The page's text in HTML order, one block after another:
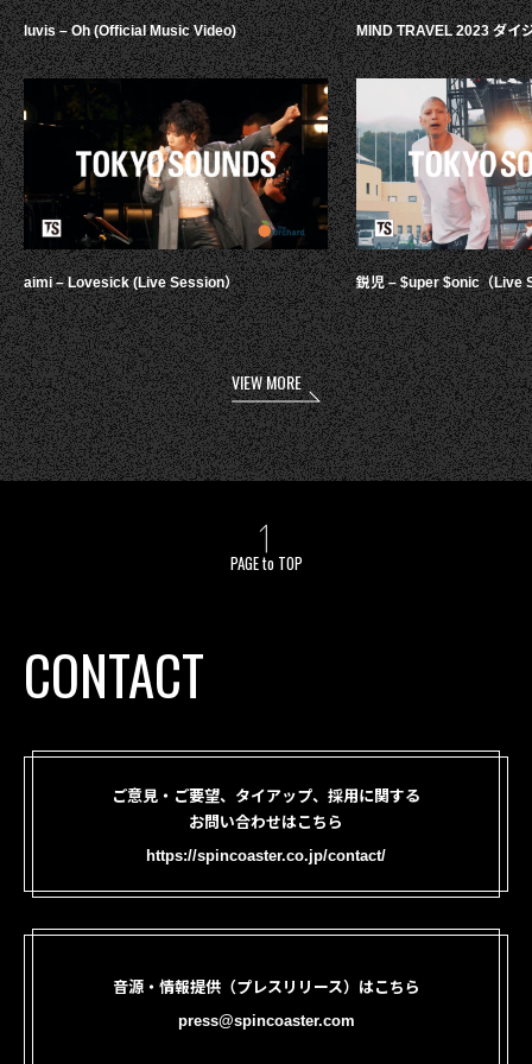
luvis – Oh (Official Music Video)
aimi – Lovesick (Live Session）
MIND TRAVEL 2023 ダイ
鋭児 – $uper $onic（Live
VIEW MORE
PAGE to TOP
CONTACT
ご意見・ご要望、タイアップ、採用に関する
お問い合わせはこちら
https://spincoaster.co.jp/contact/
音源・情報提供（プレスリリース）はこちら
press@spincoaster.com